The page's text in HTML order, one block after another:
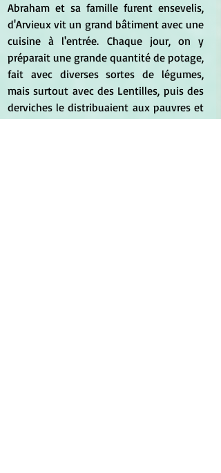
Abraham et sa famille furent ensevelis,
d'Arvieux vit un grand bâtiment avec une
cuisine à l'entrée. Chaque jour, on y
préparait une grande quantité de potage,
fait avec diverses sortes de légumes,
mais surtout avec des Lentilles, puis des
derviches le distribuaient aux pauvres et